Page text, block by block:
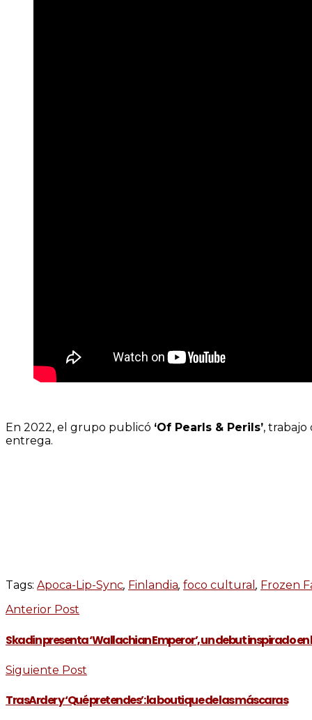
En 2022, el grupo publicó ‘Of Pearls & Perils’, trabajo
entrega.
Tags: Apoca-Lip-Sync, Finlandia, foco cultural , Frozen
Anterior Post
Skadin presenta ‘Wallachian Emperor’, un debut inspirado
Siguiente Post
TrasArder y ‘Qué pretendes’: la boutique de las máscaras